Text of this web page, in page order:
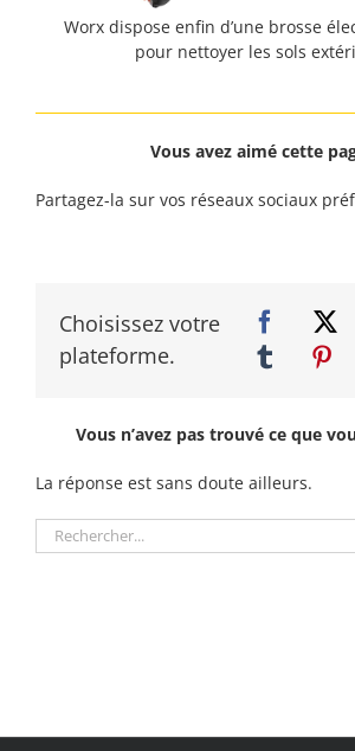
Worx dispose enfin d’une brosse
pour nettoyer les sols
Vous avez aimé cette
Partagez-la sur vos réseaux sociaux
Choisissez votre
plateforme.
Vous n’avez pas trouvé ce que
La réponse est sans doute ailleurs.
Rechercher: